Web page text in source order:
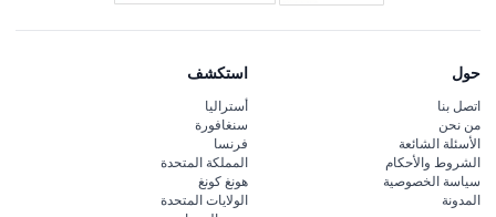
حول
اتصل بنا
من نحن
الأسئلة الشائعة
الشروط والأحكام
سياسة الخصوصية
المدونة
استكشف
أستراليا
سنغافورة
فرنسا
المملكة المتحدة
هونغ كونغ
الولايات المتحدة